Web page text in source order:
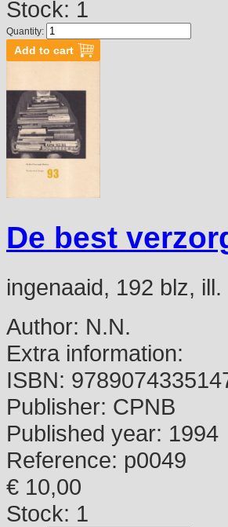
Stock: 1
Quantity:
De best
ingenaaid, 192 blz, ill.
Author: N.N.
Extra information:
ISBN:
Publisher: CPNB
Published year: 1994
Reference: p0049
€ 10,00
Stock: 1